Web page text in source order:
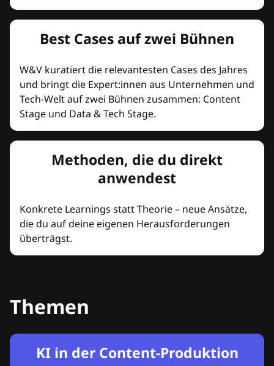
Best Cases auf zwei Bühnen
W&V kuratiert die relevantesten Cases des Jahres
und bringt die Expert:innen aus Unternehmen und
Tech-Welt auf zwei Bühnen zusammen: Content
Stage und Data & Tech Stage.
Methoden, die du direkt
anwendest
Konkrete Learnings statt Theorie – neue Ansätze,
die du auf deine eigenen Herausforderungen
überträgst.
Themen
KI in der Content-Produktion